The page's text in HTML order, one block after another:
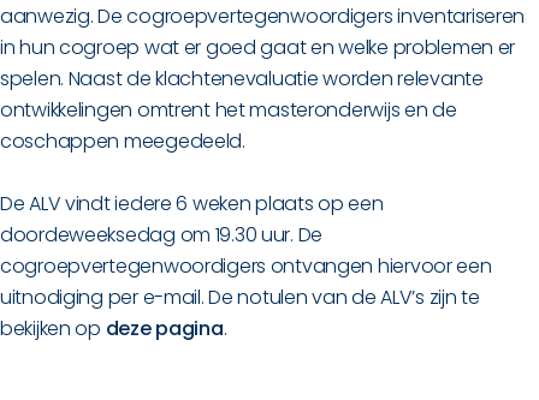
aanwezig. De cogroepvertegenwoordigers inventariseren
in hun cogroep wat er goed gaat en welke problemen er
spelen. Naast de klachtenevaluatie worden relevante
ontwikkelingen omtrent het masteronderwijs en de
coschappen meegedeeld.
De ALV vindt iedere 6 weken plaats op een
doordeweeksedag om 19.30 uur. De
cogroepvertegenwoordigers ontvangen hiervoor een
uitnodiging per e-mail. De notulen van de ALV’s zijn te
bekijken op deze pagina.